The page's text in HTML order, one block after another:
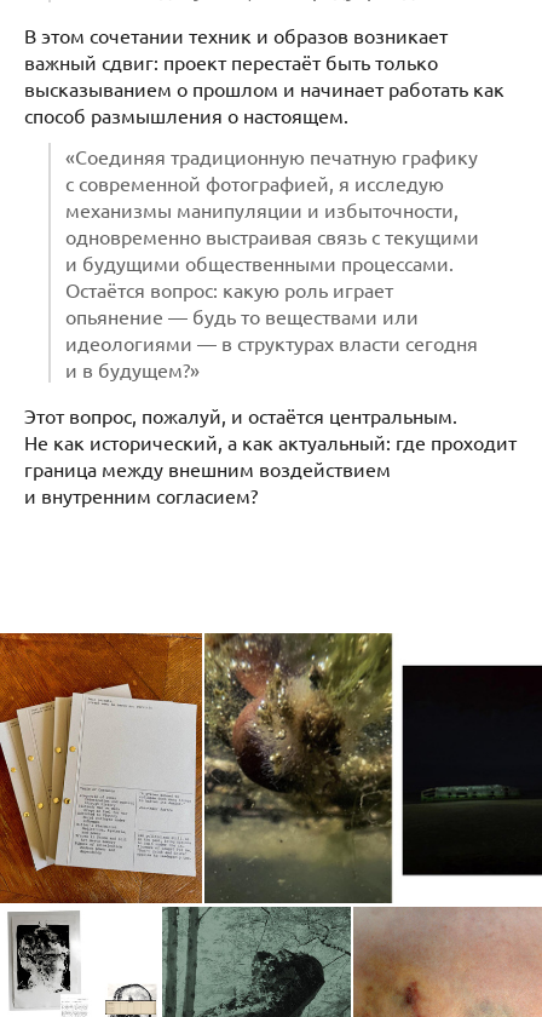
В этом сочетании техник и образов возникает
важный сдвиг: проект перестаёт быть только
высказыванием о прошлом и начинает работать как
способ размышления о настоящем.
«Соединяя традиционную печатную графику
с современной фотографией, я исследую
механизмы манипуляции и избыточности,
одновременно выстраивая связь с текущими
и будущими общественными процессами.
Остаётся вопрос: какую роль играет
опьянение — будь то веществами или
идеологиями — в структурах власти сегодня
и в будущем?»
Этот вопрос, пожалуй, и остаётся центральным.
Не как исторический, а как актуальный: где проходит
граница между внешним воздействием
и внутренним согласием?